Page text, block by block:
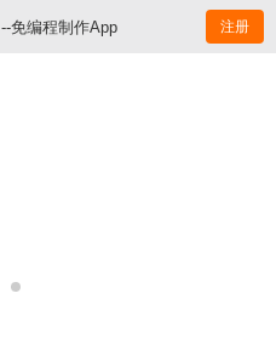
--免编程制作App 注册